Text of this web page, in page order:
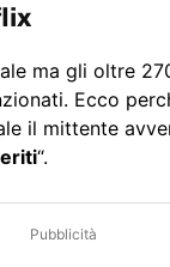
ma gli oltre
Ecco
il mittente
“.
Pubblicità